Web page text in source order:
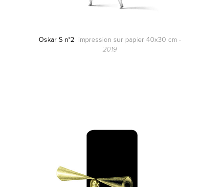
Oskar S n°2impression sur papier 40x30 cm -
2019